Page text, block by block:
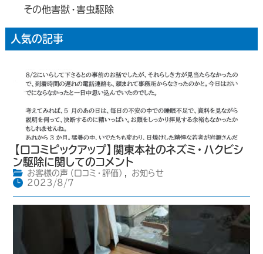
その他害獣・害虫駆除
人気の記事
【口コミピックアップ】関東本社のネズミ・ハクビシ
ン駆除に関してのコメント
お客様の声（口コミ・評価）
お知らせ
2023/8/7